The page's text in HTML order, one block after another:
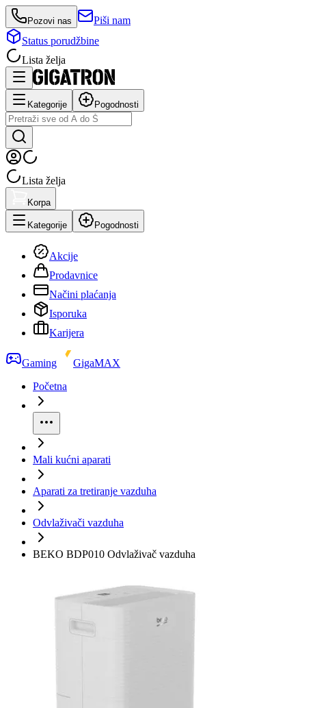
Pozovi nas
Piši nam
Status porudžbine
Lista želja
Kategorije Pogodnosti
Lista želja
Korpa
Kategorije Pogodnosti
Akcije
Prodavnice
Načini plaćanja
Isporuka
Karijera
Gaming
GigaMAX
Početna
Mali kućni aparati
Aparati za tretiranje vazduha
Odvlaživači vazduha
BEKO BDP010 Odvlaživač vazduha